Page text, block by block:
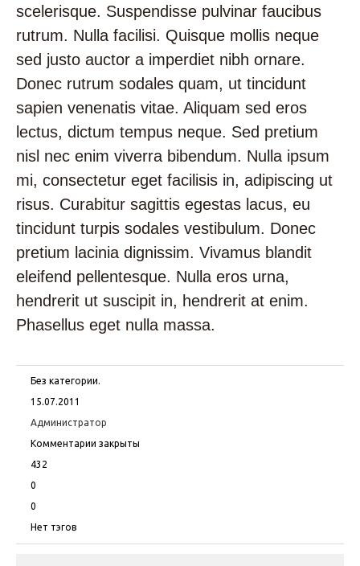
scelerisque. Suspendisse pulvinar faucibus
rutrum. Nulla facilisi. Quisque mollis neque
sed justo auctor a imperdiet nibh ornare.
Donec rutrum sodales quam, ut tincidunt
sapien venenatis vitae. Aliquam sed eros
lectus, dictum tempus neque. Sed pretium
nisl nec enim viverra bibendum. Nulla ipsum
mi, consectetur eget facilisis in, adipiscing ut
risus. Curabitur sagittis egestas lacus, eu
tincidunt turpis sodales vestibulum. Donec
pretium lacinia dignissim. Vivamus blandit
eleifend pellentesque. Nulla eros urna,
hendrerit ut suscipit in, hendrerit at enim.
Phasellus eget nulla massa.
Без категории.
15.07.2011
Администратор
Комментарии закрыты
432
0
0
Нет тэгов